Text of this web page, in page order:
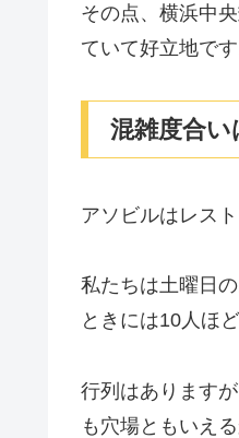
その点、横浜中
ていて好立地です
混雑度合い
アソビルはレス
私たちは土曜日
ときには10人ほ
行列はあります
も穴場ともいえ